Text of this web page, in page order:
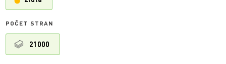
POČET STRAN
21000